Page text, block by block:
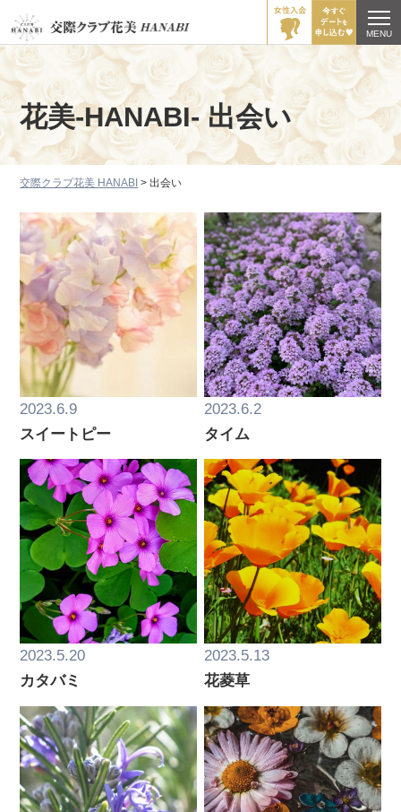
MENU
花美-HANABI- 出会い
交際クラブ花美 HANABI >出会い
2023.6.9
スイートピー
2023.6.2
タイム
2023.5.20
カタバミ
2023.5.13
花菱草